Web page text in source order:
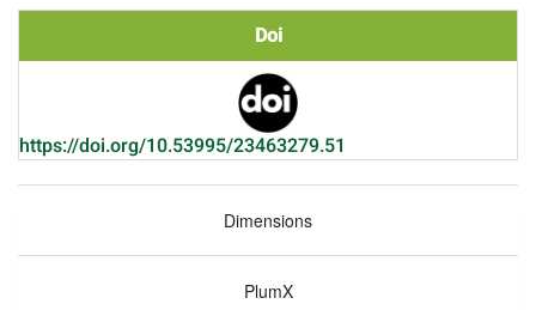
Doi
https://doi.org/10.53995/23463279.51
Dimensions
PlumX